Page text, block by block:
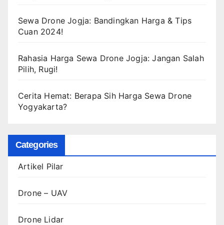
Sewa Drone Jogja: Bandingkan Harga & Tips
Cuan 2024!
Rahasia Harga Sewa Drone Jogja: Jangan Salah
Pilih, Rugi!
Cerita Hemat: Berapa Sih Harga Sewa Drone
Yogyakarta?
Categories
Artikel Pilar
Drone – UAV
Drone Lidar